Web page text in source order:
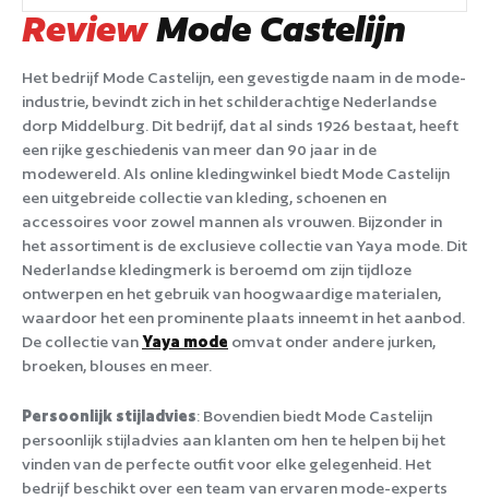
Review Mode Castelijn
Het bedrijf Mode Castelijn, een gevestigde naam in de mode-
industrie, bevindt zich in het schilderachtige Nederlandse
dorp Middelburg. Dit bedrijf, dat al sinds 1926 bestaat, heeft
een rijke geschiedenis van meer dan 90 jaar in de
modewereld. Als online kledingwinkel biedt Mode Castelijn
een uitgebreide collectie van kleding, schoenen en
accessoires voor zowel mannen als vrouwen. Bijzonder in
het assortiment is de exclusieve collectie van Yaya mode. Dit
Nederlandse kledingmerk is beroemd om zijn tijdloze
ontwerpen en het gebruik van hoogwaardige materialen,
waardoor het een prominente plaats inneemt in het aanbod.
De collectie vanYaya mode omvat onder andere jurken,
broeken, blouses en meer.
Persoonlijk stijladvies: Bovendien biedt Mode Castelijn
persoonlijk stijladvies aan klanten om hen te helpen bij het
vinden van de perfecte outfit voor elke gelegenheid. Het
bedrijf beschikt over een team van ervaren mode-experts